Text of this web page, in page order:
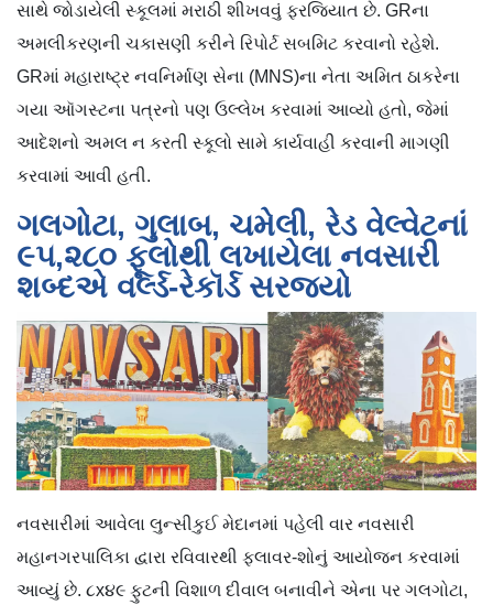
સાથે જોડાયેલી સ્કૂલમાં મરાઠી શીખવવું ફરજિયાત છે. GRના
અમલીકરણની ચકાસણી કરીને રિપોર્ટ સબમિટ કરવાનો રહેશે.
GRમાં મહારાષ્ટ્ર નવનિર્માણ સેના (MNS)ના નેતા અમિત ઠાકરેના
ગયા ઑગસ્ટના પત્રનો પણ ઉલ્લેખ કરવામાં આવ્યો હતો, જેમાં
આદેશનો અમલ ન કરતી સ્કૂલો સામે કાર્યવાહી કરવાની માગણી
કરવામાં આવી હતી.
ગલગોટા, ગુલાબ, ચમેલી, રેડ વેલ્વેટનાં
૯૫,૨૮૦ ફૂલોથી લખાયેલા નવસારી
શબ્દએ વર્લ્ડ-રેકૉર્ડ સરજ્યો
નવસારીમાં આવેલા લુન્સીકુઈ મેદાનમાં પહેલી વાર નવસારી
મહાનગરપાલિકા દ્વારા રવિવારથી ફ્લાવર-શોનું આયોજન કરવામાં
આવ્યું છે. ૮x૪૯ ફુટની વિશાળ દીવાલ બનાવીને એના પર ગલગોટા,